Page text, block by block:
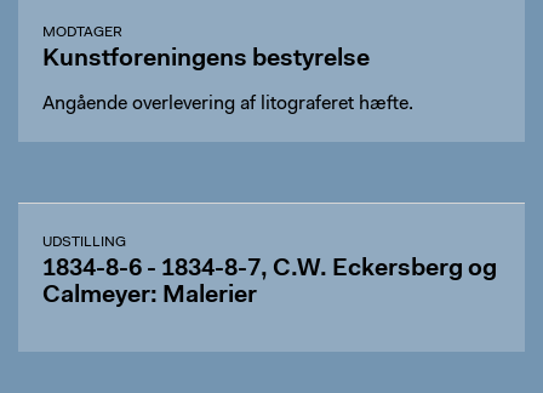
MODTAGER
Kunstforeningens bestyrelse
Angående overlevering af litograferet hæfte.
UDSTILLING
1834-8-6 - 1834-8-7, C.W. Eckersberg og
Calmeyer: Malerier